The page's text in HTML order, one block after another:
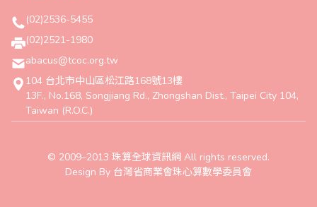
(02)2536-5455
(02)2521-1980
abacus@tcoc.org.tw
104 台北市中山區松江路168號13樓
13F., No.168, Songjiang Rd., Zhongshan Dist., Taipei City 104,
Taiwan (R.O.C.)
© 2009–2013 珠算全球資訊網 All rights reserved.
Design By 台灣省商業會珠心算數學委員會